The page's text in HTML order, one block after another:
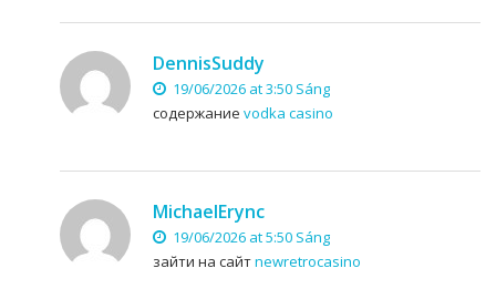
DennisSuddy
19/06/2026 at 3:50 Sáng
содержание vodka casino
MichaelErync
19/06/2026 at 5:50 Sáng
зайти на сайтnewretrocasino